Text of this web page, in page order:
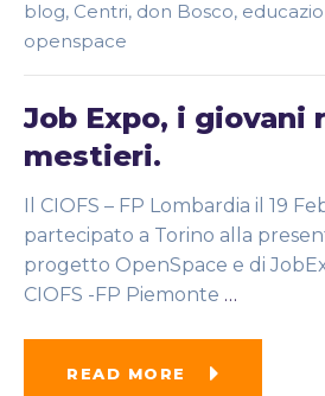
blog, Centri, don Bosco,
openspace
Job Expo, i giovani
mestieri.
Il CIOFS – FP Lombardia il 19
partecipato a Torino alla
progetto OpenSpace e di
CIOFS -FP Piemonte …
READ MORE